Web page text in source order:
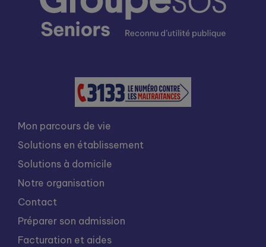
Mon parcours de vie
Solutions en établissement
Solutions à domicile
Notre organisation
Contact
Préparer son admission
Facturation et aides